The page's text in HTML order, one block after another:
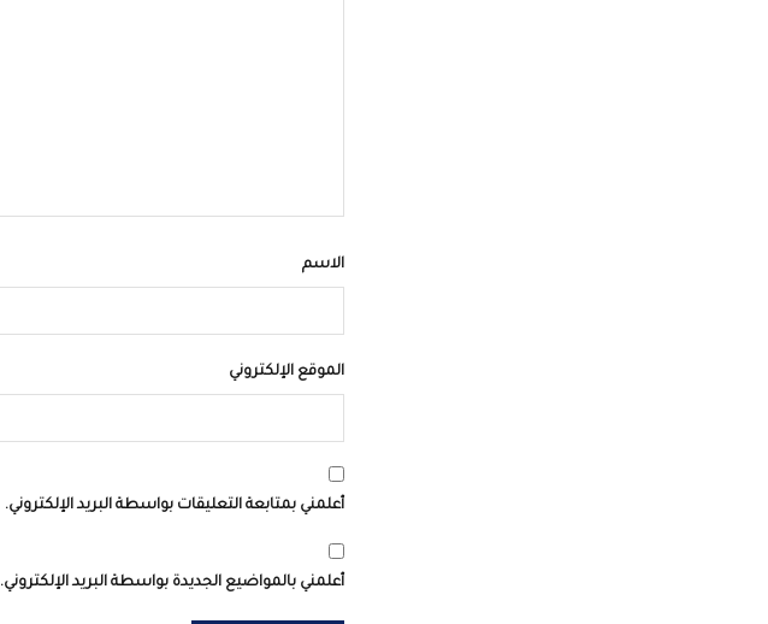
الاسم
الموقع الإلكتروني
أعلمني بمتابعة التعليقات بواسطة البريد الإلكتروني.
أعلمني بالمواضيع الجديدة بواسطة البريد الإلكتروني.